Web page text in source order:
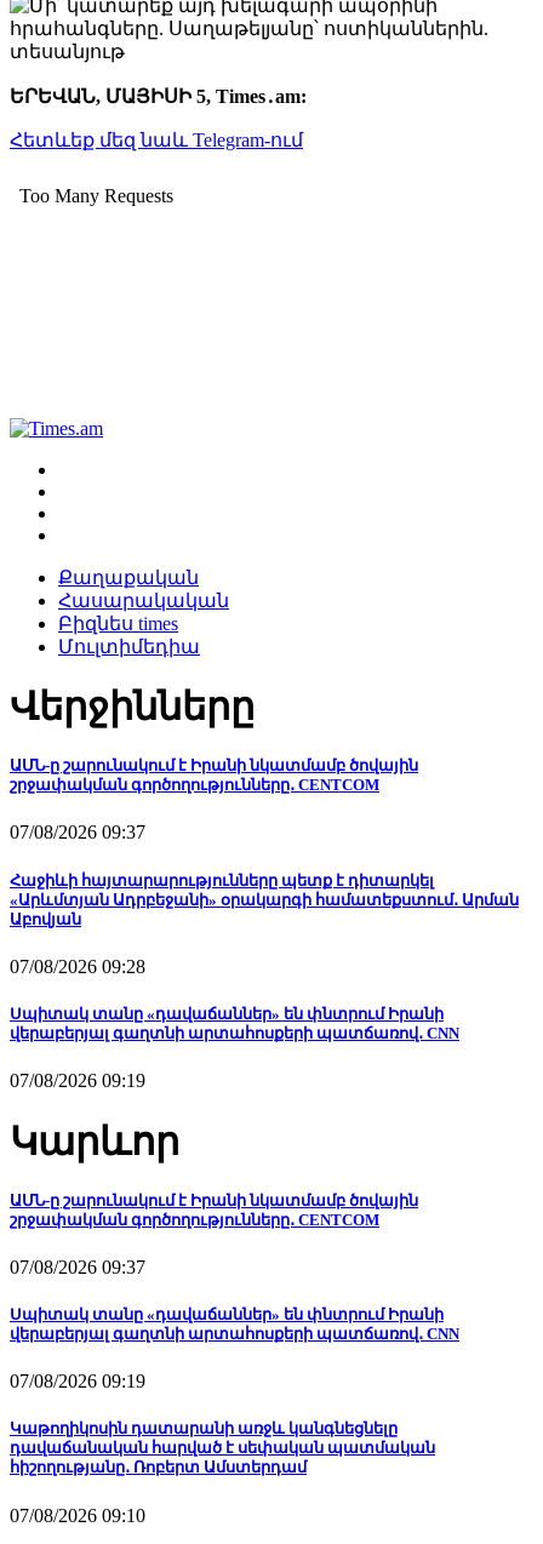
ԵՐԵՎԱՆ, ՄԱՅԻՍԻ 5, Times․am:
Հետևեք մեզ նաև Telegram-ում
Քաղաքական
Հասարակական
Բիզնես times
Մուլտիմեդիա
Վերջինները
ԱՄՆ-ը շարունակում է Իրանի նկատմամբ ծովային
շրջափակման գործողությունները․ CENTCOM
07/08/2026 09:37
Հաջիևի հայտարարությունները պետք է դիտարկել
«Արևմտյան Ադրբեջանի» օրակարգի համատեքստում․ Արման
Աբովյան
07/08/2026 09:28
Սպիտակ տանը «դավաճաններ» են փնտրում Իրանի
վերաբերյալ գաղտնի արտահոսքերի պատճառով․ CNN
07/08/2026 09:19
Կարևոր
ԱՄՆ-ը շարունակում է Իրանի նկատմամբ ծովային
շրջափակման գործողությունները․ CENTCOM
07/08/2026 09:37
Սպիտակ տանը «դավաճաններ» են փնտրում Իրանի
վերաբերյալ գաղտնի արտահոսքերի պատճառով․ CNN
07/08/2026 09:19
Կաթողիկոսին դատարանի առջև կանգնեցնելը
դավաճանական հարված է սեփական պատմական
հիշողությանը․ Ռոբերտ Ամստերդամ
07/08/2026 09:10